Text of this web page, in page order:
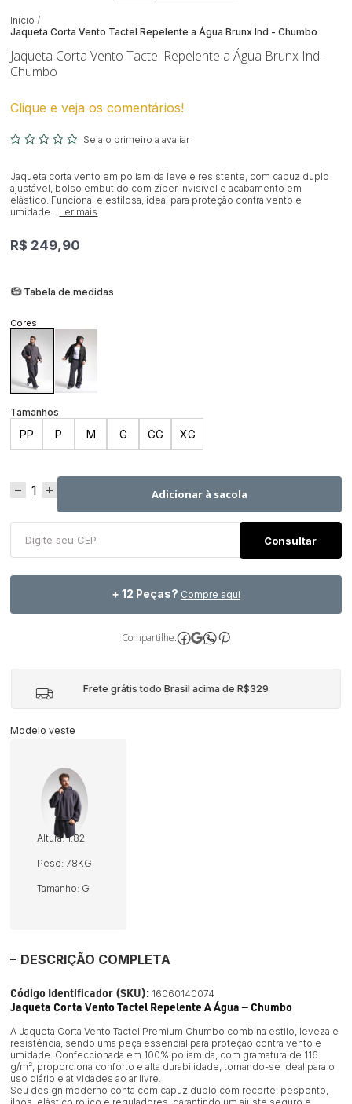
Início
Jaqueta Corta Vento Tactel Repelente a Água Brunx Ind - Chumbo
Jaqueta Corta Vento Tactel Repelente a Água Brunx Ind -
Chumbo
Clique e veja os comentários!
Seja o primeiro a avaliar
Jaqueta corta vento em poliamida leve e resistente, com capuz duplo
ajustável, bolso embutido com zíper invisível e acabamento em
elástico. Funcional e estilosa, ideal para proteção contra vento e
umidade. Ler mais
R$ 249,90
Tabela de medidas
PP P M G GG XG
Adicionar à sacola
+ 12 Peças? Compre aqui
Compartilhe:
Frete grátis todo Brasil acima de R$329
Modelo veste
Altura: 1.82
Peso: 78KG
Tamanho: G
DESCRIÇÃO COMPLETA
Código Identificador (SKU): 16060140074
Jaqueta Corta Vento Tactel Repelente A Água — Chumbo
A Jaqueta Corta Vento Tactel Premium Chumbo combina estilo, leveza e
resistência, sendo uma peça essencial para proteção contra vento e
umidade. Confeccionada em 100% poliamida, com gramatura de 116
g/m², proporciona conforto e alta durabilidade, tornando-se ideal para o
uso diário e atividades ao ar livre.
Seu design moderno conta com capuz duplo com recorte, pesponto,